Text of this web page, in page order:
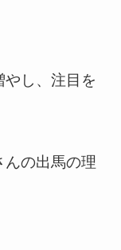
し、注目を
の出馬の理